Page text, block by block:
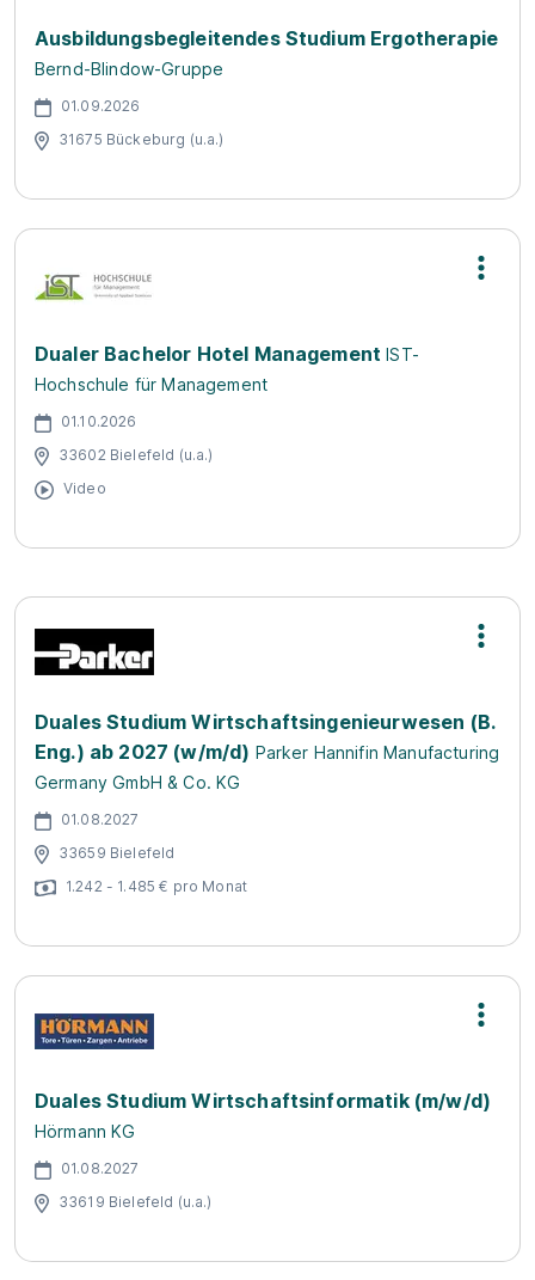
Ausbildungsbegleitendes Studium Ergotherapie
Bernd-Blindow-Gruppe
01.09.2026
31675 Bückeburg (u.a.)
Dualer Bachelor Hotel Management IST-
Hochschule für Management
01.10.2026
33602 Bielefeld (u.a.)
Video
Duales Studium Wirtschaftsingenieurwesen (B.
Eng.) ab 2027 (w/m/d) Parker Hannifin Manufacturing
Germany GmbH & Co. KG
01.08.2027
33659 Bielefeld
1.242 - 1.485 € pro Monat
Duales Studium Wirtschaftsinformatik (m/w/d)
Hörmann KG
01.08.2027
33619 Bielefeld (u.a.)